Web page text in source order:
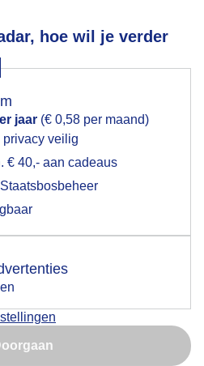
hoe wil je verder
jaar (€ 0,58 per maand)
veilig
€ 40,- aan cadeaus
09-04-2025, 44x bekeken
gebruiken voor het
akkoord op hebt gegeven,
up uit je browser waarin
de popup
later